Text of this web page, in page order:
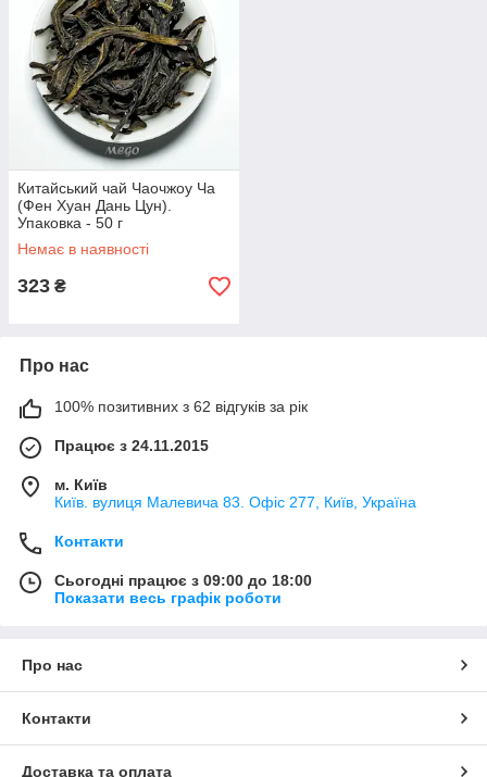
Китайський чай Чаочжоу Ча
(Фен Хуан Дань Цун).
Упаковка - 50 г
Немає в наявності
323 ₴
Про нас
100% позитивних з 62 відгуків за рік
Працює з 24.11.2015
м. Київ
Київ. вулиця Малевича 83. Офіс 277, Київ, Україна
Контакти
Сьогодні працює з 09:00 до 18:00
Показати весь графік роботи
Про нас
Контакти
Доставка та оплата